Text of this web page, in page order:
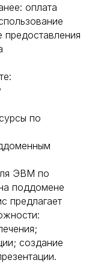
оплата
предоставления
по
ЭВМ по
поддомене
предлагает
создание